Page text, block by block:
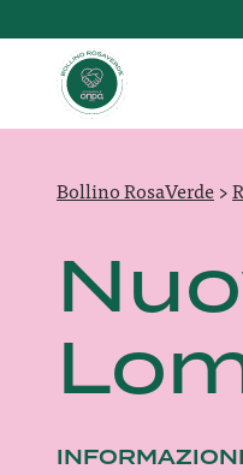
Bollino RosaVerde>
INFORMAZIONI